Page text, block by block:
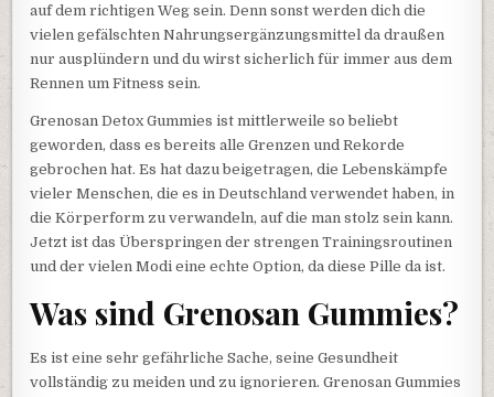
auf dem richtigen Weg sein. Denn sonst werden dich die
vielen gefälschten Nahrungsergänzungsmittel da draußen
nur ausplündern und du wirst sicherlich für immer aus dem
Rennen um Fitness sein.
Grenosan Detox Gummies ist mittlerweile so beliebt
geworden, dass es bereits alle Grenzen und Rekorde
gebrochen hat. Es hat dazu beigetragen, die Lebenskämpfe
vieler Menschen, die es in Deutschland verwendet haben, in
die Körperform zu verwandeln, auf die man stolz sein kann.
Jetzt ist das Überspringen der strengen Trainingsroutinen
und der vielen Modi eine echte Option, da diese Pille da ist.
Was sind Grenosan Gummies?
Es ist eine sehr gefährliche Sache, seine Gesundheit
vollständig zu meiden und zu ignorieren. Grenosan Gummies